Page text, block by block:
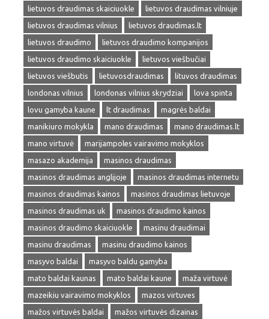
lietuvos draudimas skaiciuokle
lietuvos draudimas vilniuje
lietuvos draudimas vilnius
lietuvos draudimas.lt
lietuvos draudimo
lietuvos draudimo kompanijos
lietuvos draudimo skaiciuokle
lietuvos viešbučiai
lietuvos viešbutis
lietuvosdraudimas
lituvos draudimas
londonas vilnius
londonas vilnius skrydziai
lova spinta
lovu gamyba kaune
lt draudimas
magrės baldai
manikiuro mokykla
mano draudimas
mano draudimas.lt
mano virtuvė
marijampoles vairavimo mokyklos
masazo akademija
masinos draudimas
masinos draudimas anglijoje
masinos draudimas internetu
masinos draudimas kainos
masinos draudimas lietuvoje
masinos draudimas uk
masinos draudimo kainos
masinos draudimo skaiciuokle
masinu draudimai
masinu draudimas
masinu draudimo kainos
masyvo baldai
masyvo baldu gamyba
mato baldai kaunas
mato baldai kaune
maža virtuvė
mazeikiu vairavimo mokyklos
mazos virtuves
mažos virtuvės baldai
mažos virtuvės dizainas